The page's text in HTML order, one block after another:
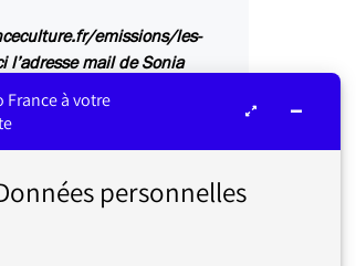
emissions/les-
l’adresse mail de Sonia
France à votre
personnelles